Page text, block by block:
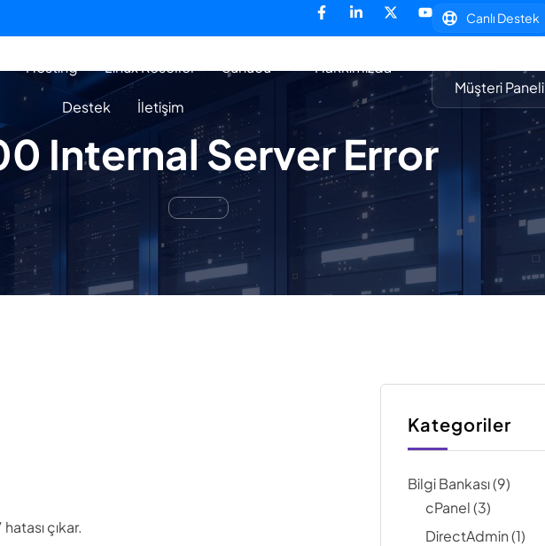
Canlı Destek
Hosting Linux Reseller Sunucu Hakkımızda
Destek İletişim
Müşteri Paneli
Internal Server Error
çıkar.
Kategoriler
Bilgi Bankası(9)
cPanel(3)
DirectAdmin(1)